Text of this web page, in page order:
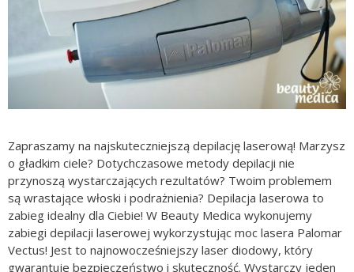
Zapraszamy na najskuteczniejszą depilację laserową! Marzysz
o gładkim ciele? Dotychczasowe metody depilacji nie
przynoszą wystarczających rezultatów? Twoim problemem
są wrastające włoski i podrażnienia? Depilacja laserowa to
zabieg idealny dla Ciebie! W Beauty Medica wykonujemy
zabiegi depilacji laserowej wykorzystując moc lasera Palomar
Vectus! Jest to najnowocześniejszy laser diodowy, który
gwarantuje bezpieczeństwo i skuteczność. Wystarczy jeden